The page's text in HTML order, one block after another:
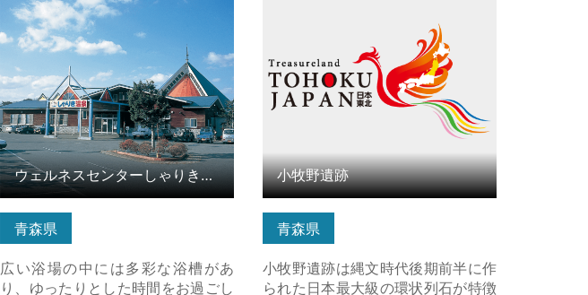
青森県
広い浴場の中には多彩な浴槽があ
り、ゆったりとした時間をお過ごし
ウェルネスセンターしゃりき温泉
青森県
小牧野遺跡は縄文時代後期前半に作
られた日本最大級の環状列石が特徴
小牧野遺跡